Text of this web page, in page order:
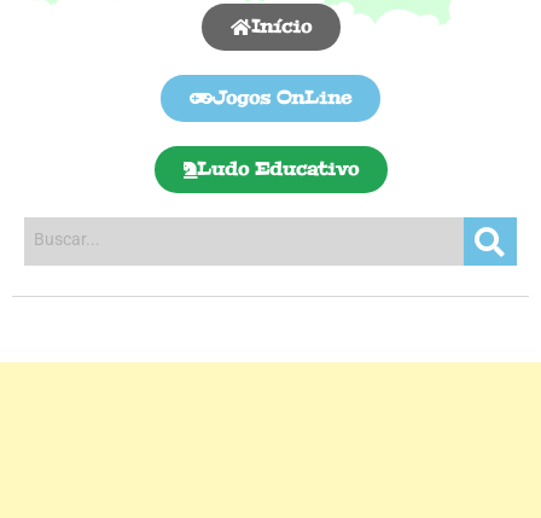
Início
Jogos OnLine
Ludo Educativo